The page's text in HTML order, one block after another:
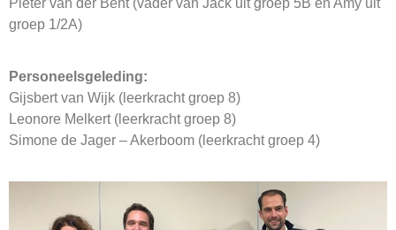
Pieter van der Bent (vader van Jack uit groep 5B en Amy uit
groep 1/2A)
Personeelsgeleding:
Gijsbert van Wijk (leerkracht groep 8)
Leonore Melkert (leerkracht groep 8)
Simone de Jager – Akerboom (leerkracht groep 4)